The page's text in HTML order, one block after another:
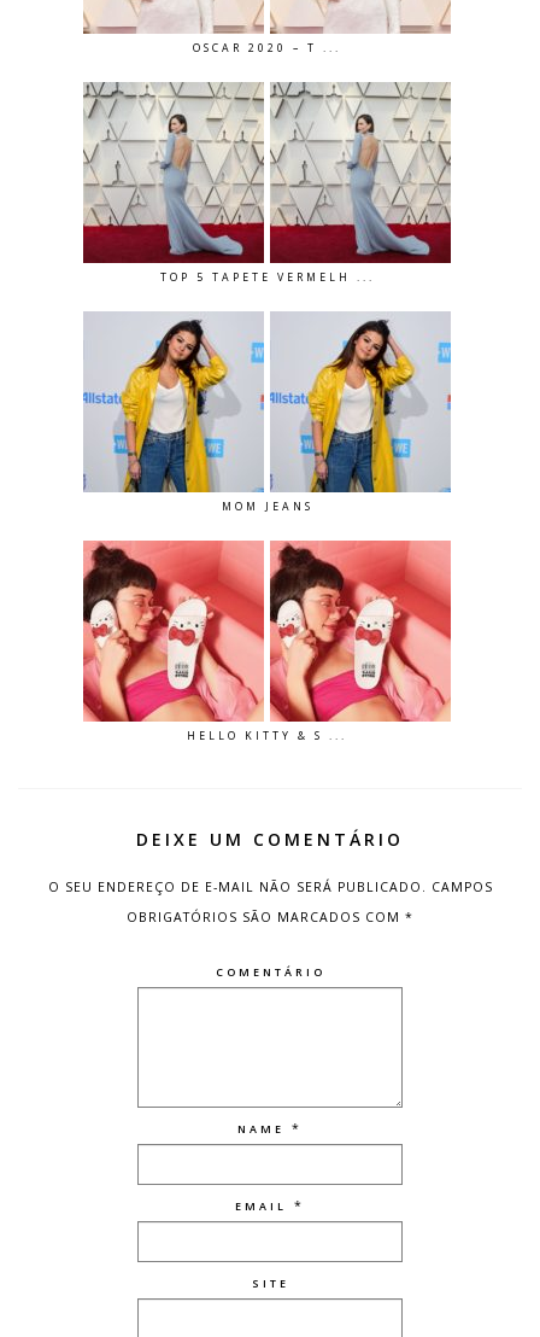
OSCAR 2020 – T ...
TOP 5 TAPETE VERMELH ...
MOM JEANS
HELLO KITTY & S ...
DEIXE UM COMENTÁRIO
O SEU ENDEREÇO DE E-MAIL NÃO SERÁ PUBLICADO.
CAMPOS
OBRIGATÓRIOS SÃO MARCADOS COM *
COMENTÁRIO
NAME *
EMAIL *
SITE